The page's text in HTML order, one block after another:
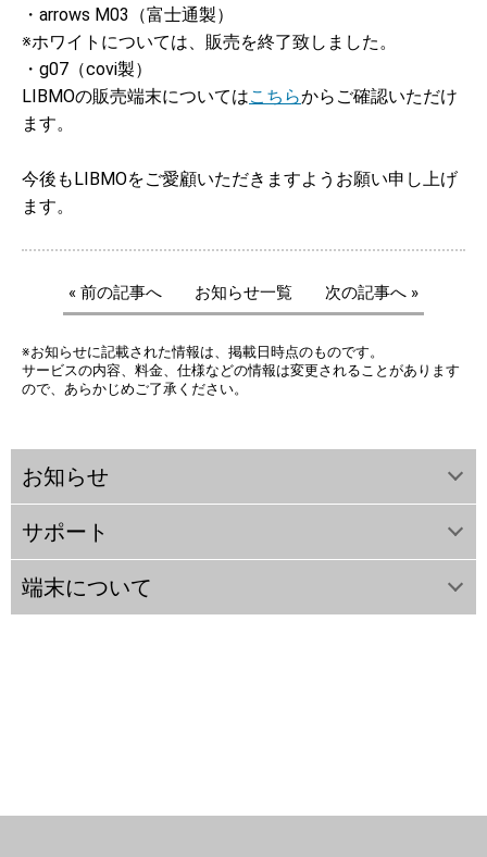
・arrows M03（富士通製）
※ホワイトについては、販売を終了致しました。
・g07（covi製）
LIBMOの販売端末についてはこちらからご確認いただけ
ます。
今後もLIBMOをご愛顧いただきますようお願い申し上げ
ます。
« 前の記事へ お知らせ一覧 次の記事へ »
※お知らせに記載された情報は、掲載日時点のものです。
サービスの内容、料金、仕様などの情報は変更されることがあります
ので、あらかじめご了承ください。
お知らせ
サポート
端末について